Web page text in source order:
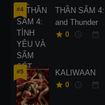
#4
THẦN SẤM
and Thunder
0
#5 KALIWAAN
0